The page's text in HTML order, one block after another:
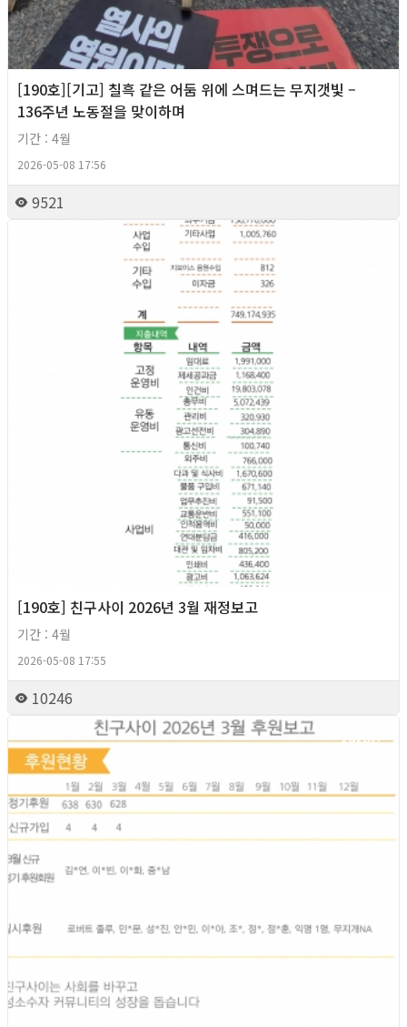
[190호][기고] 칠흑 같은 어둠 위에 스며드는 무지갯빛 –
136주년 노동절을 맞이하며
기간 : 4월
2026-05-08 17:56
9521
[190호] 친구사이 2026년 3월 재정보고
기간 : 4월
2026-05-08 17:55
10246
2026년